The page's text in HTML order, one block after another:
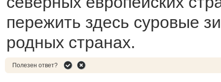
пережить здесь суровые
родных странах.
Полезен ответ?